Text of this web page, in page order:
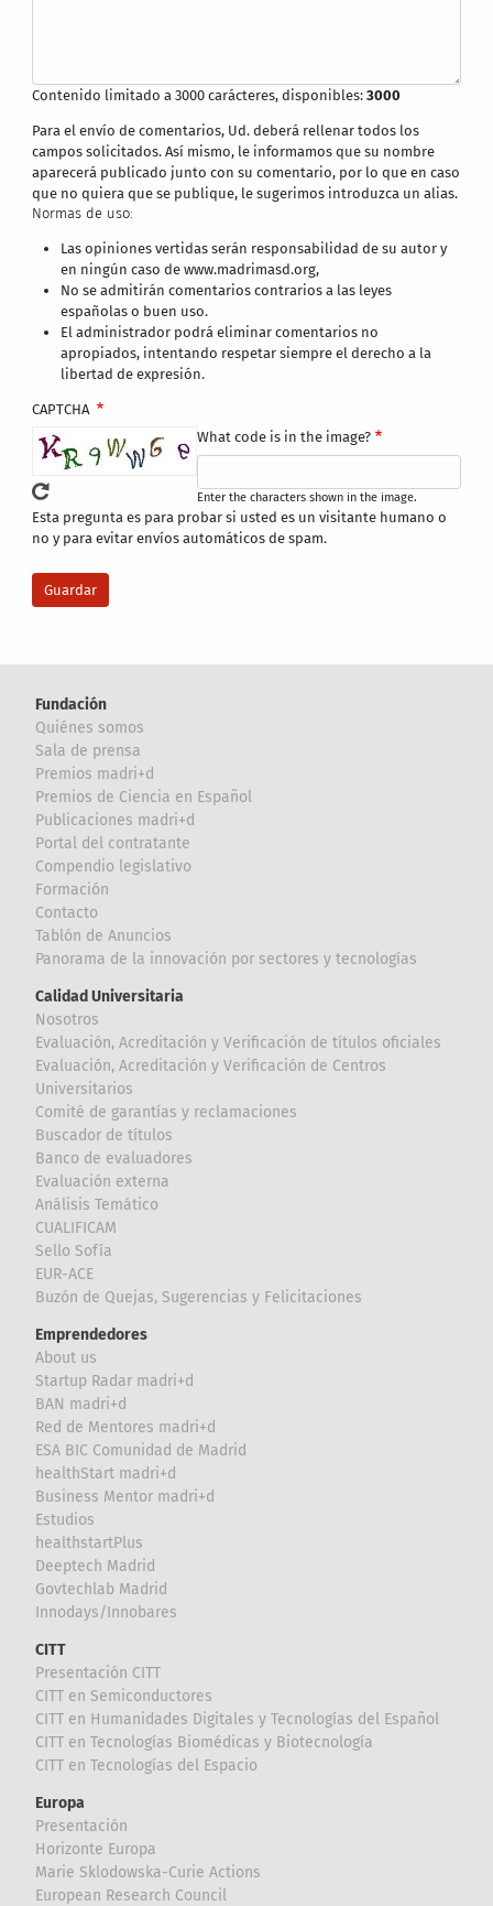
Contenido limitado a 3000 carácteres, disponibles:3000
Para el envío de comentarios, Ud. deberá rellenar todos los
campos solicitados. Así mismo, le informamos que su nombre
aparecerá publicado junto con su comentario, por lo que en caso
que no quiera que se publique, le sugerimos introduzca un alias.
Normas de uso:
Las opiniones vertidas serán responsabilidad de su autor y
en ningún caso de www.madrimasd.org,
No se admitirán comentarios contrarios a las leyes
españolas o buen uso.
El administrador podrá eliminar comentarios no
apropiados, intentando respetar siempre el derecho a la
libertad de expresión.
CAPTCHA
What code is in the image?
Enter the characters shown in the image.
Esta pregunta es para probar si usted es un visitante humano o
no y para evitar envíos automáticos de spam.
Fundación
Quiénes somos
Sala de prensa
Premios madri+d
Premios de Ciencia en Español
Publicaciones madri+d
Portal del contratante
Compendio legislativo
Formación
Contacto
Tablón de Anuncios
Panorama de la innovación por sectores y tecnologías
Calidad Universitaria
Nosotros
Evaluación, Acreditación y Verificación de títulos oficiales
Evaluación, Acreditación y Verificación de Centros
Universitarios
Comité de garantías y reclamaciones
Buscador de títulos
Banco de evaluadores
Evaluación externa
Análisis Temático
CUALIFICAM
Sello Sofía
EUR-ACE
Buzón de Quejas, Sugerencias y Felicitaciones
Emprendedores
About us
Startup Radar madri+d
BAN madri+d
Red de Mentores madri+d
ESA BIC Comunidad de Madrid
healthStart madri+d
Business Mentor madri+d
Estudios
healthstartPlus
Deeptech Madrid
Govtechlab Madrid
Innodays/Innobares
CITT
Presentación CITT
CITT en Semiconductores
CITT en Humanidades Digitales y Tecnologías del Español
CITT en Tecnologías Biomédicas y Biotecnología
CITT en Tecnologías del Espacio
Europa
Presentación
Horizonte Europa
Marie Sklodowska-Curie Actions
European Research Council